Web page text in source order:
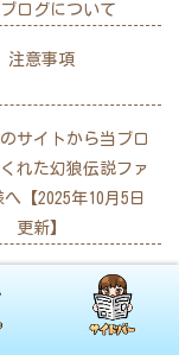
ログについて
注意事項
サイトから当ブロ
れた幻狼伝説ファ
【2025年10月5日
更新】
Rights Reserved.